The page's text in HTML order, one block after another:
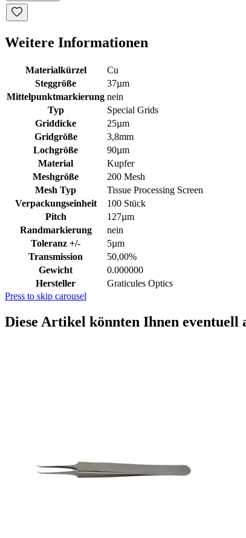
Weitere Informationen
Materialkürzel
Cu
Steggröße
37µm
Mittelpunktmarkierung nein
Typ
Special Grids
Griddicke
25µm
Gridgröße
3,8mm
Lochgröße
90µm
Material
Kupfer
Meshgröße
200 Mesh
Mesh Typ
Tissue Processing Screen
Verpackungseinheit
100 Stück
Pitch
127µm
Randmarkierung
nein
Toleranz +/-
5µm
Transmission
50,00%
Gewicht
0.000000
Hersteller
Graticules Optics
Press to skip carousel
Diese Artikel könnten Ihnen eventuell